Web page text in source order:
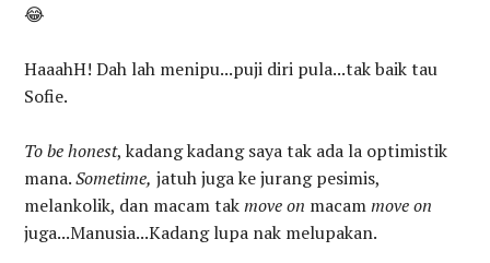
😂
HaaahH! Dah lah menipu...puji diri pula...tak baik tau
Sofie.
To be honest, kadang kadang saya tak ada la optimistik
mana.Sometime, jatuh juga ke jurang pesimis,
melankolik, dan macam takmove on macammove on
juga...Manusia...Kadang lupa nak melupakan.